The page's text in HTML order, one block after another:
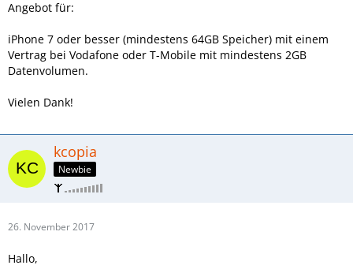
Angebot für:
iPhone 7 oder besser (mindestens 64GB Speicher) mit einem
Vertrag bei Vodafone oder T-Mobile mit mindestens 2GB
Datenvolumen.
Vielen Dank!
kcopia
Newbie
26. November 2017
Hallo,